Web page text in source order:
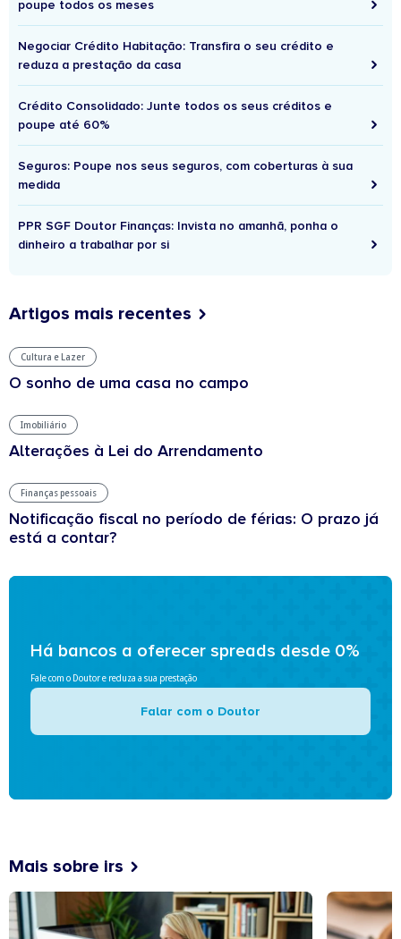
poupe todos os meses
Negociar Crédito Habitação: Transfira o seu crédito e
reduza a prestação da casa
Crédito Consolidado: Junte todos os seus créditos e
poupe até 60%
Seguros: Poupe nos seus seguros, com coberturas à sua
medida
PPR SGF Doutor Finanças: Invista no amanhã, ponha o
dinheiro a trabalhar por si
Artigos mais recentes
Cultura e Lazer
O sonho de uma casa no campo
Imobiliário
Alterações à Lei do Arrendamento
Finanças pessoais
Notificação fiscal no período de férias: O prazo já
está a contar?
Há bancos a oferecer spreads desde 0%
Fale com o Doutor e reduza a sua prestação
Falar com o Doutor
Mais sobre irs